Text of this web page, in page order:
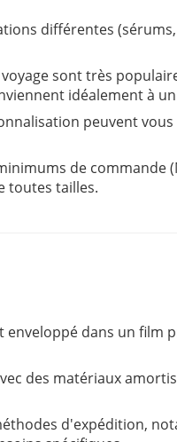
différentes
sont très
idéalement à
peuvent
de commande
toutes tailles.
dans un film
des matériaux
d'expédition,